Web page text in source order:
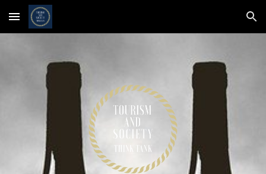
Skip to main content Skip to navigation